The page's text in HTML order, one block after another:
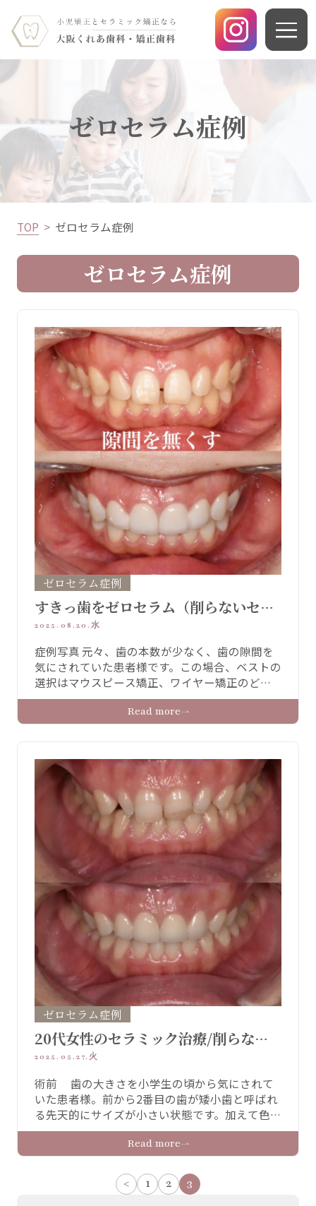
ゼロセラム症例
TOP ゼロセラム症例
ゼロセラム症例
ゼロセラム症例
すきっ歯をゼロセラム（削らないセラ
ミック）で美しく
2025.08.20.水
症例写真 元々、歯の本数が少なく、歯の隙間を
気にされていた患者様です。この場合、ベストの
選択はマウスピース矯正、ワイヤー矯正のどち
らかで、歯を動かすのが良いと思われます。が、
時間がかかること、この綺麗になるまでの時間
に制限があったことから、ゼロセラムを用いて
イトニングも併用しておりますので、周りの歯
も白くなっておりま …
Read more
ゼロセラム症例
20代女性のセラミック治療/削らない
ラミネートベニア
2025.05.27.火
術前 歯の大きさを小学生の頃から気にされて
いた患者様。前から2番目の歯が矮小歯と呼ばれ
る先天的にサイズが小さい状態です。加えて色合
いも改善したいとのご要望だった為、前歯2本の
セラミック治療、削らないラミネートベニア
と、ホワイトニングを提案させていただきまし
た。 前歯6本の施術で気にされているポイントを
改善していきました。加えてホワイトニングも
Read more
< 1 2 3